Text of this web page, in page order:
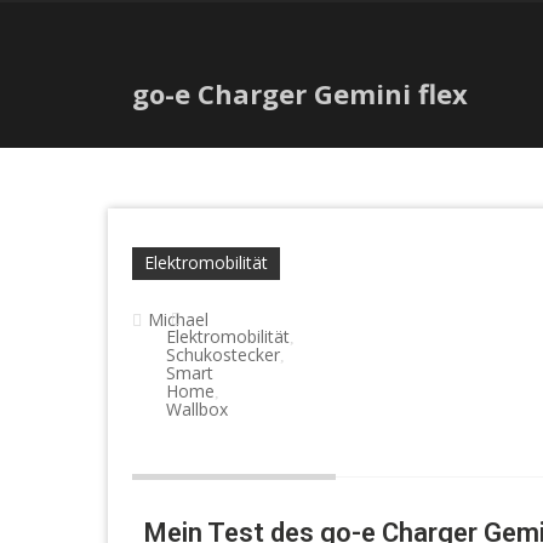
go-e Charger Gemini flex
Elektromobilität
Michael
Elektromobilität,
Schukostecker,
Smart
Home,
Wallbox
Mein Test des go-e Charger